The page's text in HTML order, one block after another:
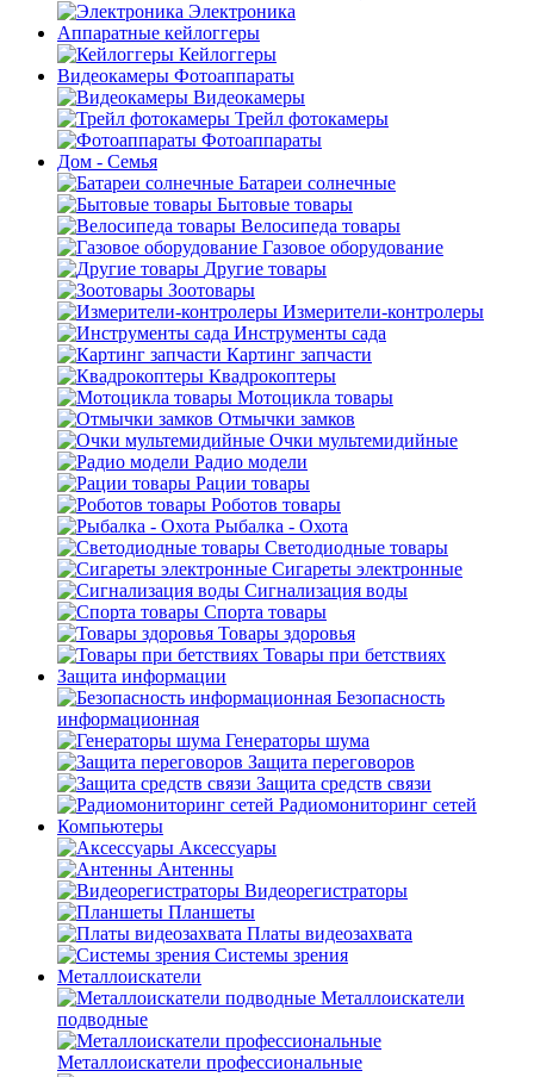
Электроника
Аппаратные кейлоггеры
Кейлоггеры
Видеокамеры Фотоаппараты
Видеокамеры
Трейл фотокамеры
Фотоаппараты
Дом - Семья
Батареи солнечные
Бытовые товары
Велосипеда товары
Газовое оборудование
Другие товары
Зоотовары
Измерители-контролеры
Инструменты сада
Картинг запчасти
Квадрокоптеры
Мотоцикла товары
Отмычки замков
Очки мультемидийные
Радио модели
Рации товары
Роботов товары
Рыбалка - Охота
Светодиодные товары
Сигареты электронные
Сигнализация воды
Спорта товары
Товары здоровья
Товары при бетствиях
Защита информации
Безопасность
информационная
Генераторы шума
Защита переговоров
Защита средств связи
Радиомониторинг сетей
Компьютеры
Аксессуары
Антенны
Видеорегистраторы
Планшеты
Платы видеозахвата
Системы зрения
Металлоискатели
Металлоискатели
подводные
Металлоискатели профессиональные